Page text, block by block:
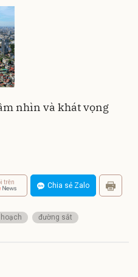
nhìn và khát vọng
trên Chia sẻ Zalo
đường sắt